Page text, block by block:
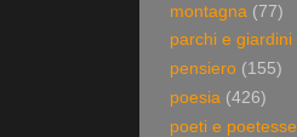
montagna (77)
parchi e giardini
pensiero (155)
poesia (426)
poeti e poetesse